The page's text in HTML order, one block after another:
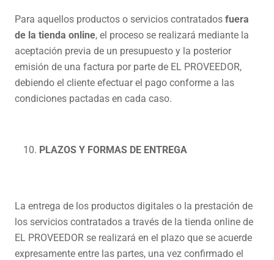
Para aquellos productos o servicios contratados fuera
de la tienda online, el proceso se realizará mediante la
aceptación previa de un presupuesto y la posterior
emisión de una factura por parte de EL PROVEEDOR,
debiendo el cliente efectuar el pago conforme a las
condiciones pactadas en cada caso.
PLAZOS Y FORMAS DE ENTREGA
La entrega de los productos digitales o la prestación de
los servicios contratados a través de la tienda online de
EL PROVEEDOR se realizará en el plazo que se acuerde
expresamente entre las partes, una vez confirmado el